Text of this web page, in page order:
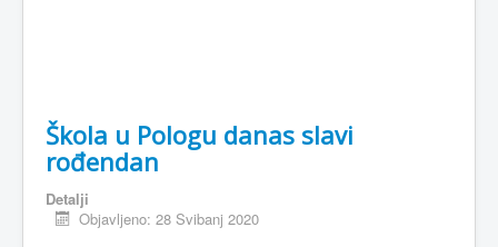
Škola u Pologu danas slavi
rođendan
Detalji
Objavljeno: 28 Svibanj 2020